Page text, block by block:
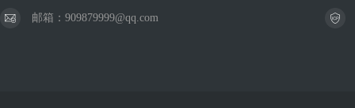
邮箱：909879999@qq.com